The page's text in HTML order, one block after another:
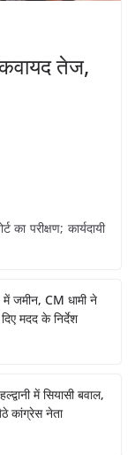
कवायद तेज,
का परीक्षण; कार्यदायी
जमीन, CM धामी ने
मदद के निर्देश
में सियासी बवाल,
कांग्रेस नेता